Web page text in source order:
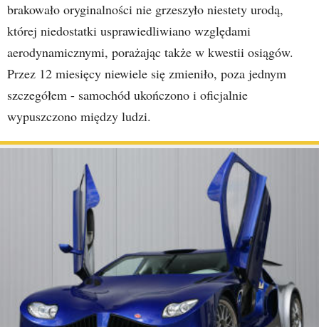
brakowało oryginalności nie grzeszyło niestety urodą,
której niedostatki usprawiedliwiano względami
aerodynamicznymi, porażając także w kwestii osiągów.
Przez 12 miesięcy niewiele się zmieniło, poza jednym
szczegółem - samochód ukończono i oficjalnie
wypuszczono między ludzi.